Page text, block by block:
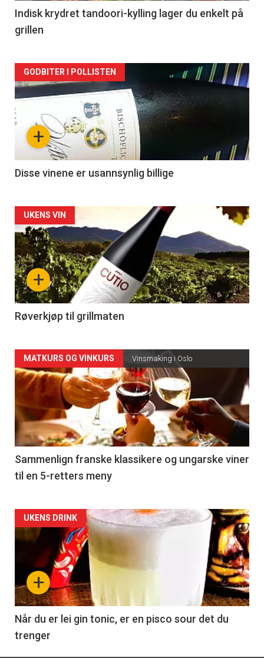
2
Indisk krydret tandoori-kylling lager du enkelt på
grillen
Forsiden
akkurat
nå
3
+
GODBITER I POLLISTEN
Disse vinene er usannsynlig billige
Forsiden
akkurat
nå
-
4
+
UKENS VIN
Røverkjøp til grillmaten
Forsiden
akkurat
nå
-
5
MATKURS OG VINKURS Vinsmaking i Oslo
Sammenlign franske klassikere og ungarske viner
til en 5-retters meny
Forsiden
akkurat
nå
-
6
+
UKENS DRINK
Når du er lei gin tonic, er en pisco sour det du
trenger